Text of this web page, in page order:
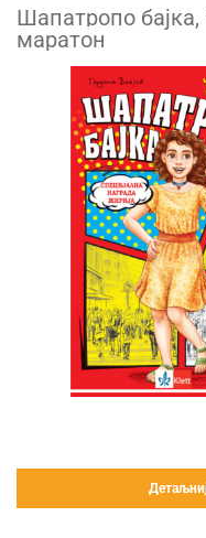
Шапатропо
маратон